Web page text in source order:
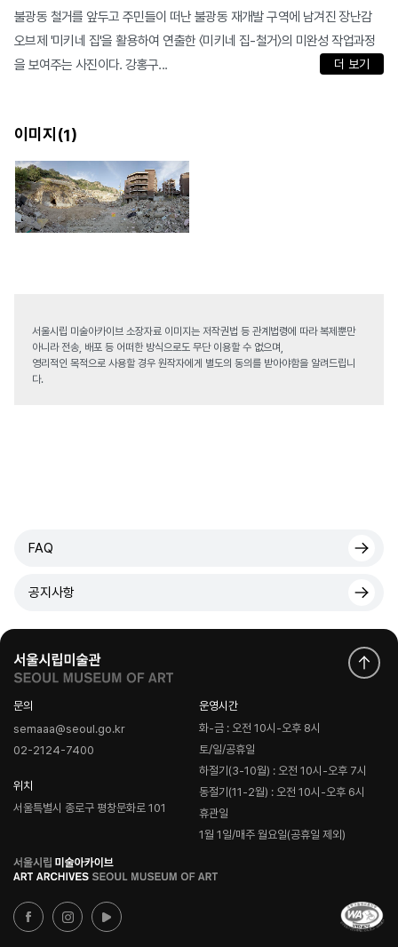
불광동 철거를 앞두고 주민들이 떠난 불광동 재개발 구역에 남겨진 장난감
오브제 '미키네 집'을 활용하여 연출한 〈미키네 집-철거〉의 미완성 작업과정
을 보여주는 사진이다. 강홍구...
더 보기
이미지(1)
서울시립 미술아카이브 소장자료 이미지는 저작권법 등 관계법령에 따라 복제뿐만
아니라 전송, 배포 등 어떠한 방식으로도 무단 이용할 수 없으며,
영리적인 목적으로 사용할 경우 원작자에게 별도의 동의를 받아야함을 알려드립니
다.
FAQ
공지사항
문의
semaaa@seoul.go.kr
02-2124-7400
위치
서울특별시 종로구 평창문화로 101
운영시간
화-금 : 오전 10시-오후 8시
토/일/공휴일
하절기(3-10월) : 오전 10시-오후 7시
동절기(11-2월) : 오전 10시-오후 6시
휴관일
1월 1일/매주 월요일(공휴일 제외)
로
고